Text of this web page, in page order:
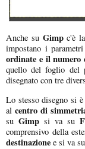
Anche su Gimpc'è
impostano i
ordinate e il
quello del foglio del
disegnato con tre
Lo stesso disegno si
alcentro di
su Gimp si va su
comprensivo della
destinazione e si va su